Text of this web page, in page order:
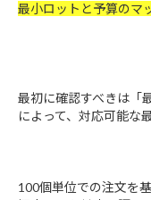
最小ロットと予算のマ
最初に確認すべきは「
によって、対応可能な
100個単位での注文を